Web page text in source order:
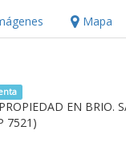
Mapa
EN BRIO.
7521)